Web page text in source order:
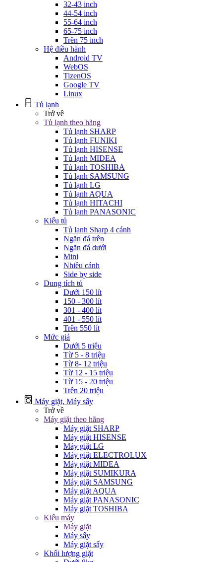
32-43 inch
44-54 inch
55-64 inch
65-75 inch
Trên 75 inch
Hệ điều hành
Android TV
WebOS
TizenOS
Google TV
Linux
Tủ lạnh
Trở về
Tủ lạnh theo hãng
Tủ lạnh SHARP
Tủ lạnh FUNIKI
Tủ lạnh HISENSE
Tủ lạnh MIDEA
Tủ lạnh TOSHIBA
Tủ lạnh SAMSUNG
Tủ lạnh LG
Tủ lạnh AQUA
Tủ lạnh HITACHI
Tủ lạnh PANASONIC
Kiểu tủ
Tủ lạnh Sharp 4 cánh
Ngăn đá trên
Ngăn đá dưới
Mini
Nhiều cánh
Side by side
Dung tích tủ
Dưới 150 lít
150 - 300 lít
301 - 400 lít
401 - 550 lít
Trên 550 lít
Mức giá
Dưới 5 triệu
Từ 5 - 8 triệu
Từ 8- 12 triệu
Từ 12 - 15 triệu
Từ 15 - 20 triệu
Trên 20 triệu
Máy giặt, Máy sấy
Trở về
Máy giặt theo hãng
Máy giặt SHARP
Máy giặt HISENSE
Máy giặt LG
Máy giặt ELECTROLUX
Máy giặt MIDEA
Máy giặt SUMIKURA
Máy giặt SAMSUNG
Máy giặt AQUA
Máy giặt PANASONIC
Máy giặt TOSHIBA
Kiểu máy
Máy giặt
Máy sấy
Máy giặt sấy
Khối lượng giặt